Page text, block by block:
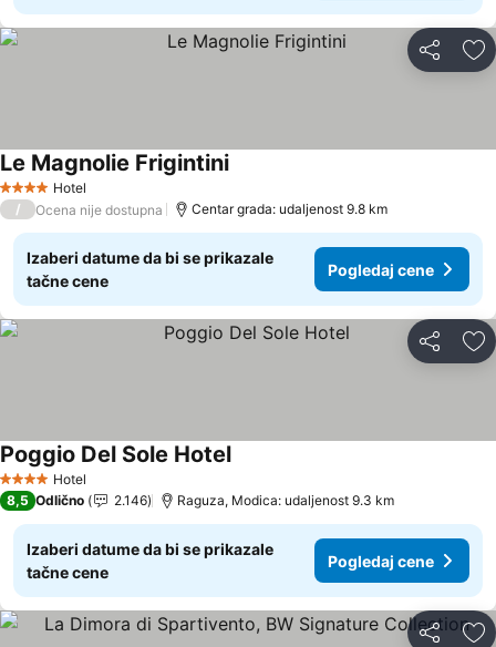
Deli
4 ZvezdiceHotel
Le Magnolie Frigintini
/ Ocena nije dostupna Centar grada: udaljenost 9.8 km
Izaberi datume da bi se prikazale
tačne cene
Pogledaj cene
Deli
4 ZvezdiceHotel
Poggio Del Sole Hotel
8,5 Odlično 2.146 Raguza, Modica: udaljenost 9.3 km
Izaberi datume da bi se prikazale
tačne cene
Pogledaj cene
Deli